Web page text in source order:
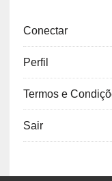
Conectar
Perfil
Termos e
Sair